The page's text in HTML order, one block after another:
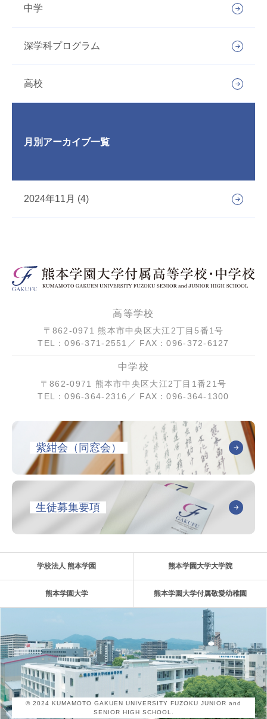
中学
深学科プログラム
高校
月別アーカイブ一覧
2024年11月 (4)
高等学校
〒862-0971 熊本市中央区大江2丁目5番1号
TEL：096-371-2551／ FAX：096-372-6127
中学校
〒862-0971 熊本市中央区大江2丁目1番21号
TEL：096-364-2316／ FAX：096-364-1300
紫紺会（同窓会）
生徒募集要項
学校法人 熊本学園 熊本学園大学大学院
熊本学園大学 熊本学園大学付属敬愛幼稚園
© 2024 KUMAMOTO GAKUEN UNIVERSITY FUZOKU JUNIOR and
SENIOR HIGH SCHOOL.